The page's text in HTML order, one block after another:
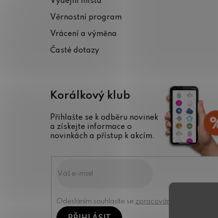
Věrnostní program
Vrácení a výměna
Časté dotazy
Korálkový klub
Přihlašte se k odběru novinek
a získejte informace o
novinkách a přístup k akcím.
Odesláním souhlasíte se zpracováním osobních